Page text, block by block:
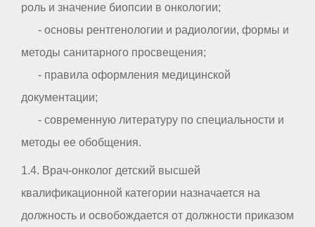
роль и значение биопсии в онкологии;
- основы рентгенологии и радиологии, формы и
методы санитарного просвещения;
- правила оформления медицинской
документации;
- современную литературу по специальности и
методы ее обобщения.
1.4. Врач-онколог детский высшей
квалификационной категории назначается на
должность и освобождается от должности приказом